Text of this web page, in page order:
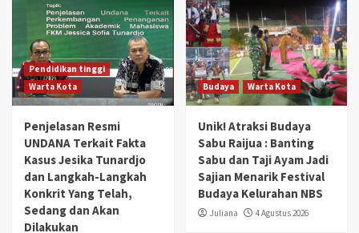
Pendidikan tinggi
Warta Kota
Penjelasan Resmi
UNDANA Terkait Fakta
Kasus Jesika Tunardjo
dan Langkah-Langkah
Konkrit Yang Telah,
Sedang dan Akan
Dilakukan
Budaya Warta Kota
Unik! Atraksi Budaya
Sabu Raijua : Banting
Sabu dan Taji Ayam Jadi
Sajian Menarik Festival
Budaya Kelurahan NBS
Juliana 4 Agustus 2026